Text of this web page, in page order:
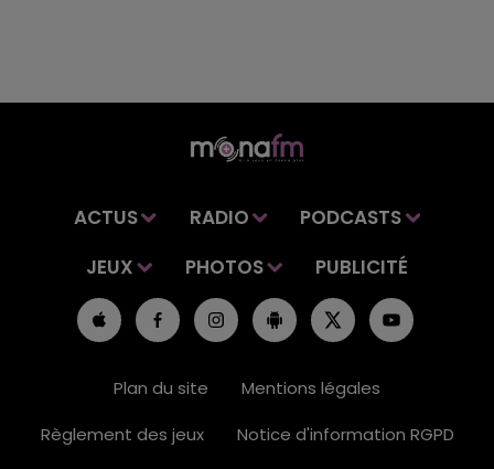
ACTUS RADIO
PODCASTS
JEUX
PHOTOS PUBLICITÉ
Plan du site
Mentions légales
Règlement des jeux
Notice d'information RGPD